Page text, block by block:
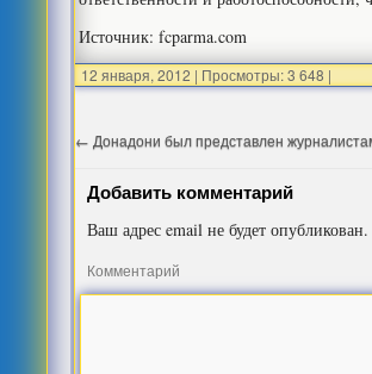
Источник: fcparma.com
12 января, 2012 | Просмотры: 3 648 |
← Донадони был представлен
Добавить комментарий
Ваш адрес email не будет опубликован.
Комментарий